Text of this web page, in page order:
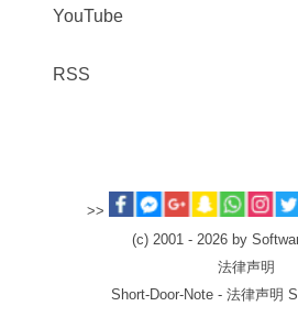
YouTube
RSS
>>
(c) 2001 - 2026 by
法律声明
Short-Door-Note - 法律声明